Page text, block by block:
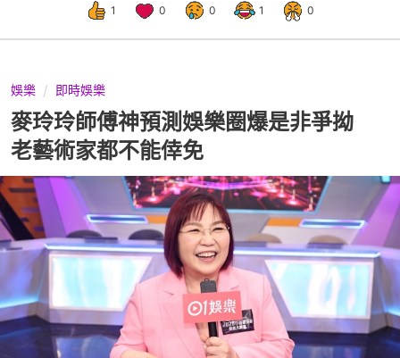
1 0 0 1 0
娛樂 即時娛樂
麥玲玲師傅神預測娛樂圈爆是非爭拗
老藝術家都不能倖免